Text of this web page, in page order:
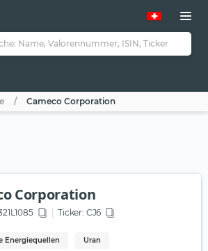
Cameco Corporation
Corporation
Ticker: CJ6
Energiequellen Uran